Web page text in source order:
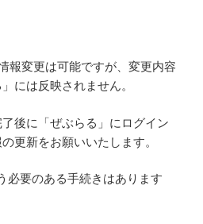
報変更は可能ですが、変更内容
には反映されません。
後に「ぜぶらる」にログイン
更新をお願いいたします。
必要のある手続きはあります